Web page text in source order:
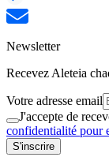
Newsletter
Recevez Aleteia
Votre adresse email
J'accepte de
confidentialité pour
S'inscrire